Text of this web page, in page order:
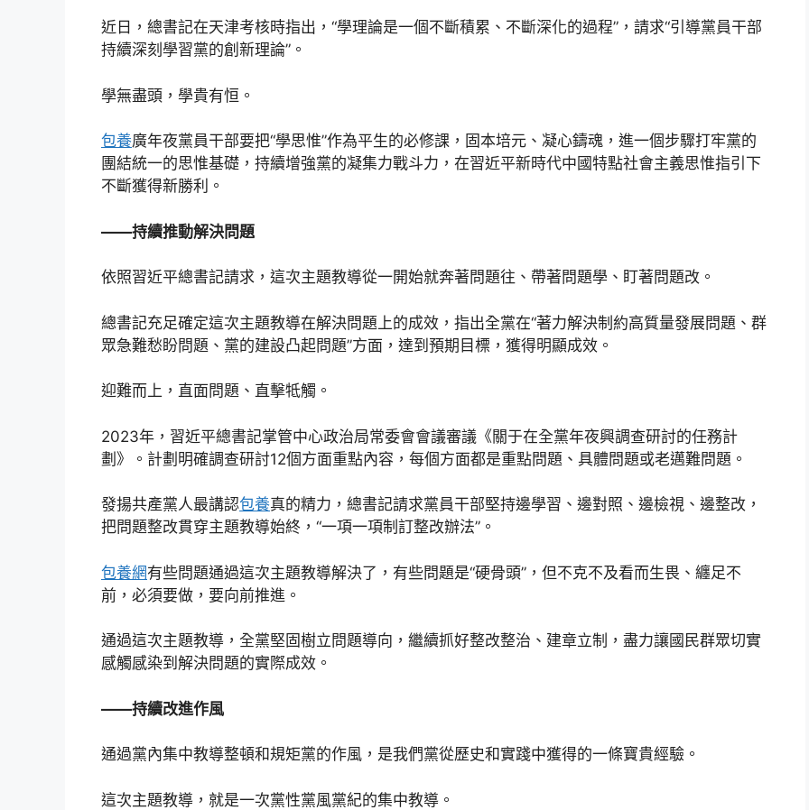
近日，總書記在天津考核時指出，“學理論是一個不斷積累、不斷深化的過程”，請求“引導黨員干部
持續深刻學習黨的創新理論”。
學無盡頭，學貴有恒。
包養廣年夜黨員干部要把“學思惟”作為平生的必修課，固本培元、凝心鑄魂，進一個步驟打牢黨的
團結統一的思惟基礎，持續增強黨的凝集力戰斗力，在習近平新時代中國特點社會主義思惟指引下
不斷獲得新勝利。
——持續推動解決問題
依照習近平總書記請求，這次主題教導從一開始就奔著問題往、帶著問題學、盯著問題改。
總書記充足確定這次主題教導在解決問題上的成效，指出全黨在“著力解決制約高質量發展問題、群
眾急難愁盼問題、黨的建設凸起問題”方面，達到預期目標，獲得明顯成效。
迎難而上，直面問題、直擊牴觸。
2023年，習近平總書記掌管中心政治局常委會會議審議《關于在全黨年夜興調查研討的任務計
劃》。計劃明確調查研討12個方面重點內容，每個方面都是重點問題、具體問題或老邁難問題。
發揚共產黨人最講認包養真的精力，總書記請求黨員干部堅持邊學習、邊對照、邊檢視、邊整改，
把問題整改貫穿主題教導始終，“一項一項制訂整改辦法”。
包養網有些問題通過這次主題教導解決了，有些問題是“硬骨頭”，但不克不及看而生畏、纏足不
前，必須要做，要向前推進。
通過這次主題教導，全黨堅固樹立問題導向，繼續抓好整改整治、建章立制，盡力讓國民群眾切實
感觸感染到解決問題的實際成效。
——持續改進作風
通過黨內集中教導整頓和規矩黨的作風，是我們黨從歷史和實踐中獲得的一條寶貴經驗。
這次主題教導，就是一次黨性黨風黨紀的集中教導。